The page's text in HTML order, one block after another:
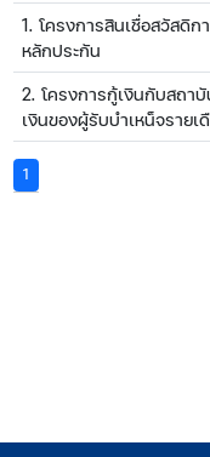
1. โครงการสินเชื่อสวัสดิ
หลักประกัน
2. โครงการกู้เงินกับสถา
เงินของผู้รับบำเหน็จรายเ
1(current)